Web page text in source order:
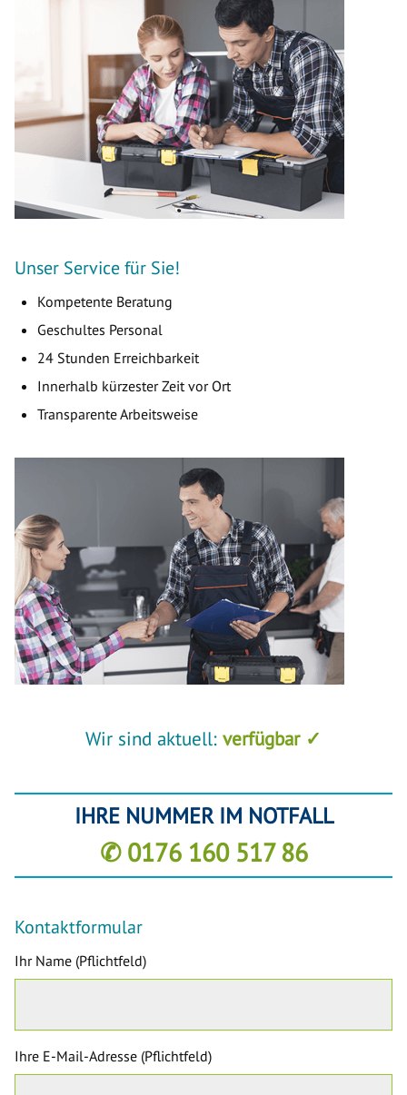
Unser Service für Sie!
Kompetente Beratung
Geschultes Personal
24 Stunden Erreichbarkeit
Innerhalb kürzester Zeit vor Ort
Transparente Arbeitsweise
Wir sind aktuell: verfügbar ✓
IHRE NUMMER IM NOTFALL
✆ 0176 160 517 86
Kontaktformular
Ihr Name (Pflichtfeld)
Ihre E-Mail-Adresse (Pflichtfeld)